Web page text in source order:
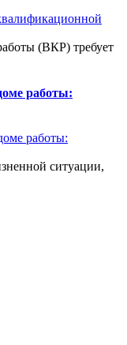
(ВКР) требует
работы:
ситуации,